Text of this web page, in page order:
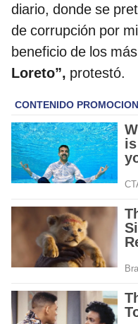
diario, donde se
de corrupción por
beneficio de los
Loreto”, protestó.